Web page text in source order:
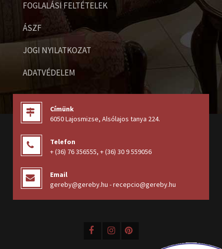
FOGLALÁSI FELTÉTELEK
ÁSZF
JOGI NYILATKOZAT
ADATVÉDELEM
Címünk
6050 Lajosmizse, Alsólajos tanya 224.
Telefon
+ (36) 76 356555, + (36) 30 9 559056
Email
gereby@gereby.hu - recepcio@gereby.hu